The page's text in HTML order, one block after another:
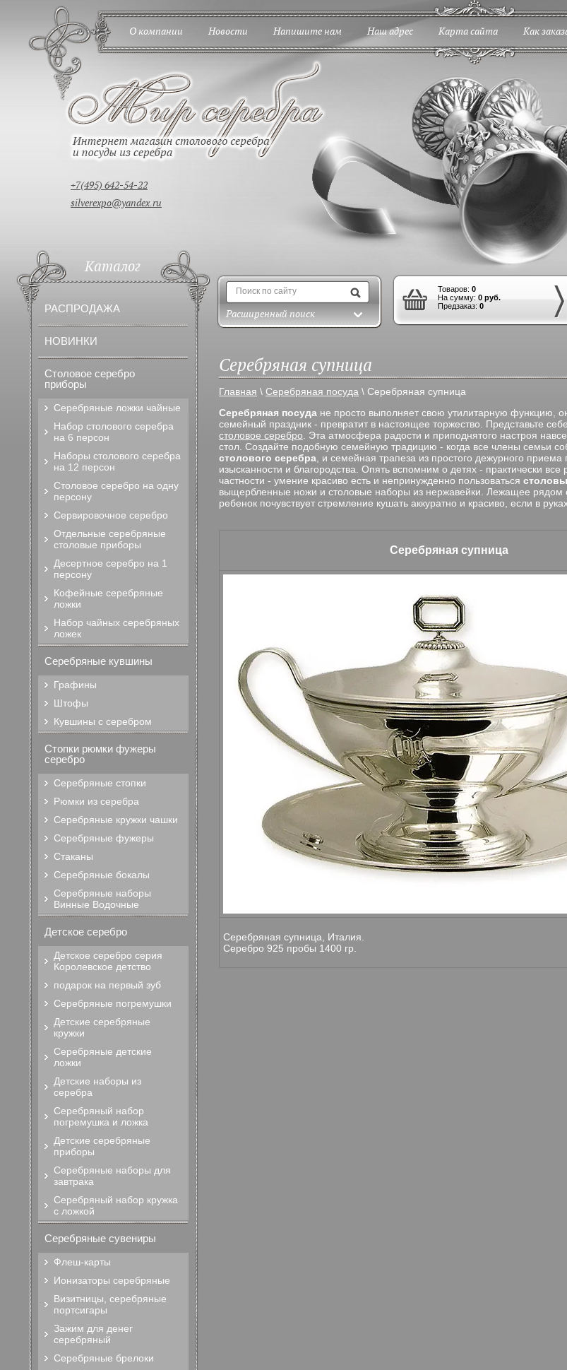
+7(495) 642-54-22
silverexpo@yandex.ru
О компании Новости Напишите нам Наш адрес Карта сайта Как
Расширенный поиск
Товаров: 0
На сумму: 0 руб.
Предзаказ: 0
Серебряная супница
Главная \ Серебряная посуда \ Серебряная супница
Серебряная посуда не просто выполняет свою утилитарную функцию,
семейный праздник - превратит в настоящее торжество. Представьте
столовое серебро . Эта атмосфера радости и приподнятого настроя
стол. Создайте подобную семейную традицию - когда все члены семьи
столового серебра , и семейная трапеза из простого дежурного
изысканности и благородства. Опять вспомним о детях - практически
частности - умение красиво есть и непринужденно пользоваться
выщербленные ножи и столовые наборы из нержавейки. Лежащее рядом
ребенок почувствует стремление кушать аккуратно и красиво, если в
Серебряная супница
Серебряная супница, Италия.
Серебро 925 пробы 1400 гр.
Каталог
РАСПРОДАЖА
НОВИНКИ
Столовое серебро
приборы
Серебряные ложки чайные
Набор столового серебра
на 6 персон
Наборы столового серебра
на 12 персон
Столовое серебро на одну
персону
Сервировочное серебро
Отдельные серебряные
столовые приборы
Десертное серебро на 1
персону
Кофейные серебряные
ложки
Набор чайных серебряных
ложек
Серебряные кувшины
Графины
Штофы
Кувшины с серебром
Стопки рюмки фужеры
серебро
Серебряные стопки
Рюмки из серебра
Серебряные кружки чашки
Серебряные фужеры
Стаканы
Серебряные бокалы
Серебряные наборы
Винные Водочные
Детское серебро
Детское серебро серия
Королевское детство
подарок на первый зуб
Серебряные погремушки
Детские серебряные
кружки
Серебряные детские
ложки
Детские наборы из
серебра
Серебряный набор
погремушка и ложка
Детские серебряные
приборы
Серебряные наборы для
завтрака
Серебряный набор кружка
с ложкой
Серебряные сувениры
Флеш-карты
Ионизаторы серебряные
Визитницы, серебряные
портсигары
Зажим для денег
серебряный
Серебряные брелоки